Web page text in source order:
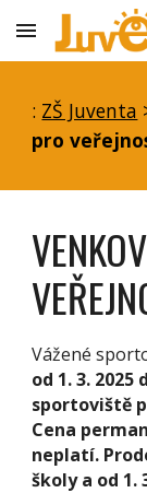
Skip to main
: ZŠ Juventa
pro
Vážené
od 1. 3. 2025
sportoviště
Cena
neplatí.
školy a od 1.